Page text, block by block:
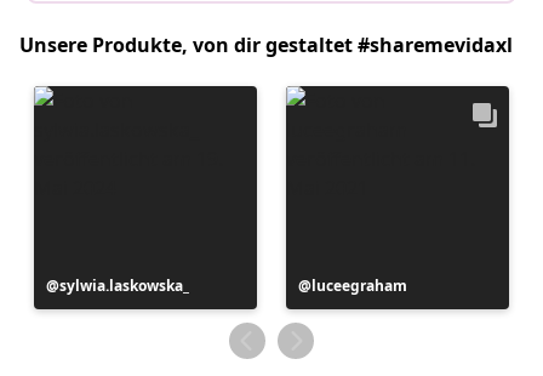
Unsere Produkte, von dir gestaltet #sharemevidaxl
Beitrag
veröffentlicht
sylwia.laskowska_
Beitrag
veröffentlicht
von
luceegraham